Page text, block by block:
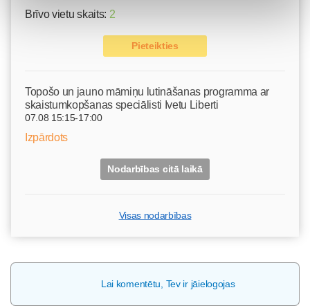
Brīvo vietu skaits: 2
Pieteikties
Topošo un jauno māmiņu lutināšanas programma ar
skaistumkopšanas speciālisti Ivetu Liberti
07.08 15:15-17:00
Izpārdots
Nodarbības citā laikā
Visas nodarbības
Lai komentētu, Tev ir jāielogojas